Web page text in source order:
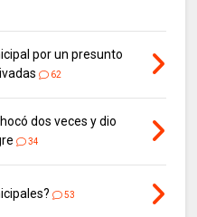
por un presunto
62
dos veces y dio
34
53